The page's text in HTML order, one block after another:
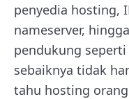
penyedia hosting,
nameserver,
pendukung
sebaiknya tidak
tahu hosting orang